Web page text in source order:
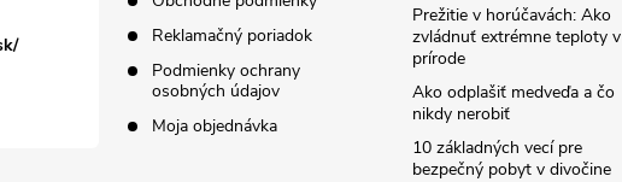
Reklamačný poriadok
Podmienky ochrany
osobných údajov
Moja objednávka
Prežitie v horúčavách: Ako
zvládnuť extrémne teploty v
prírode
Ako odplašiť medveďa a čo
nikdy nerobiť
10 základných vecí pre
bezpečný pobyt v divočine